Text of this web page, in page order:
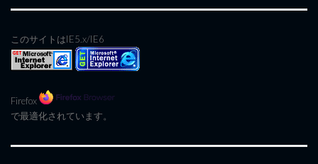
このサイトはIE5.x/IE6
Firefox
で最適化されています。